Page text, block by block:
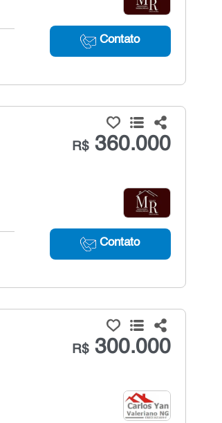
Contato
R$360.000
Contato
R$300.000